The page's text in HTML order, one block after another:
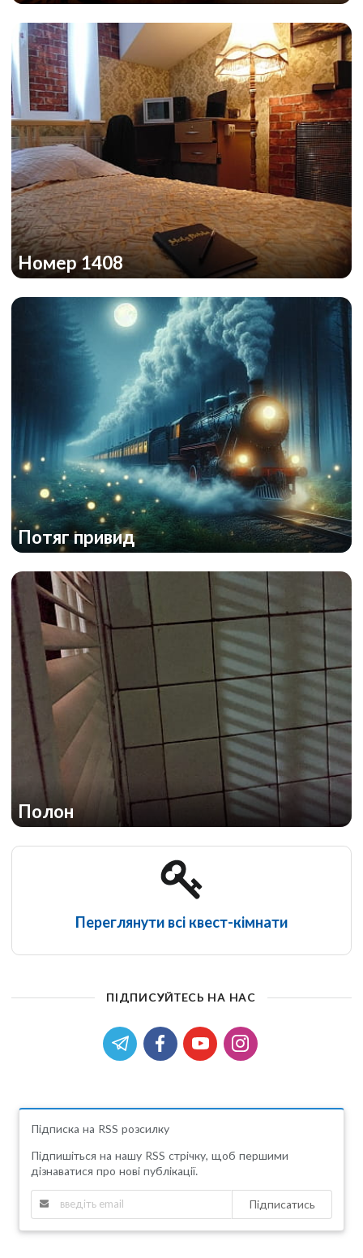
Номер 1408
Потяг привид
Полон
Переглянути всі квест-кімнати
ПІДПИСУЙТЕСЬ НА НАС
Підписка на RSS розсилку
Підпишіться на нашу RSS стрічку, щоб першими
дізнаватися про нові публікації.
Підписатись